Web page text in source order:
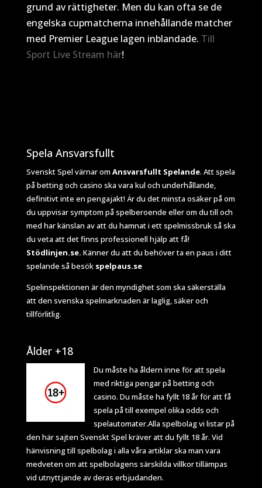
grund av rättigheter. Men du kan ofta se de
engelska cupmatcherna innehållande matcher
med Premier League lagen inblandade. Till
Sport Live Stream här!
Spela Ansvarsfullt
Svenskt Spel värnar om Ansvarsfullt Spelande. Att spela
på betting och casino ska vara kul och underhållande,
definitivt inte en pengajakt! Är du det minsta osäker på om
du uppvisar symptom på spelberoende eller om du till och
med har känslan av att du hamnat i ett spelmissbruk så ska
du veta att det finns professionell hjälp att få!
Stödlinjen.se. Känner du att du behöver ta en paus i ditt
spelande så besök spelpaus.se
Spelinspektionen är den myndighet som ska säkerställa
att den svenska spelmarknaden är laglig, säker och
tillförlitlig.
Ålder +18
Du måste ha åldern inne för att spela
med riktiga pengar på betting och
casino. Du måste ha fyllt 18 år för att få
spela på till exempel olika odds och
spelautomater.Alla spelbolag vi listar på
den här sajten Svenskt Spel kräver att du fyllt 18 år. Vid
hänvisning till spelbolag i alla våra artiklar ska man vara
medveten om att spelbolagens särskilda villkor tillämpas
vid utnyttjande av deras erbjudanden.